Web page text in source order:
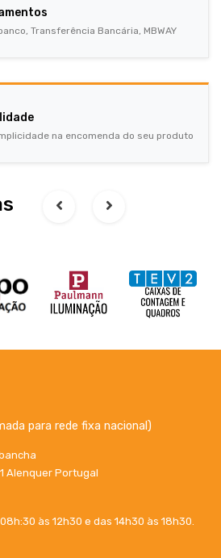
Transferência Bancária, MBWAY
na encomenda do seu produto
para rede fixa nacional)
Alenquer Portugal
às 12h30 e das 14h30 às 18h30.